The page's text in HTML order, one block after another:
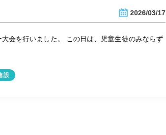
2026/03/17
会を行いました。 この日は、児童生徒のみならず
設